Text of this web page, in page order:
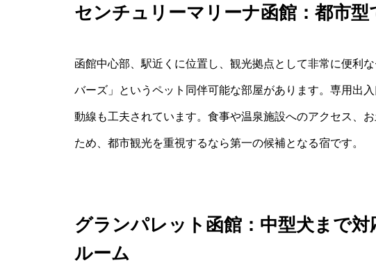
センチュリーマリーナ函館：都市
函館中心部、駅近くに位置し、観光拠点として非常に便利
バーズ」というペット同伴可能な部屋があります。専用出
動線も工夫されています。食事や温泉施設へのアクセス、
ため、都市観光を重視するなら第一の候補となる宿です。
グランパレット函館：中型犬まで
ルーム